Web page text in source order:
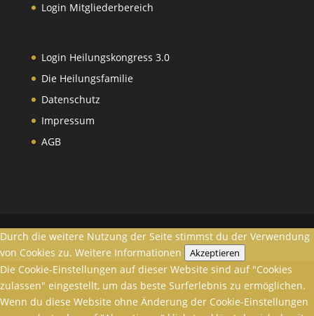
Login Mitgliederbereich
Login Heilungskongress 3.0
Die Heilungsfamilie
Datenschutz
Impressum
AGB
Durch die weitere Nutzung der Seite stimmst du der Verwendung
von Cookies zu. Weitere Informationen Akzeptieren
Die Cookie-Einstellungen auf dieser Website sind auf "Cookies
zulassen" eingestellt, um das beste Surferlebnis zu ermöglichen.
Wenn du diese Website ohne Änderung der Cookie-Einstellungen